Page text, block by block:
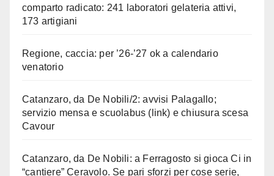
comparto radicato: 241 laboratori gelateria attivi,
173 artigiani
Regione, caccia: per ’26-’27 ok a calendario
venatorio
Catanzaro, da De Nobili/2: avvisi Palagallo;
servizio mensa e scuolabus (link) e chiusura scesa
Cavour
Catanzaro, da De Nobili: a Ferragosto si gioca Ci in
“cantiere” Ceravolo. Se pari sforzi per cose serie,